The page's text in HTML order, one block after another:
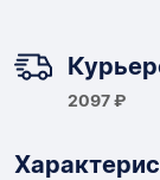
2097 ₽